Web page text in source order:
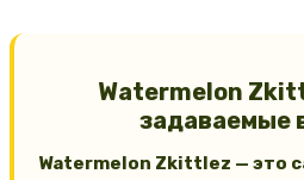
Watermelon
задаваемые
Watermelon Zkittlez — это